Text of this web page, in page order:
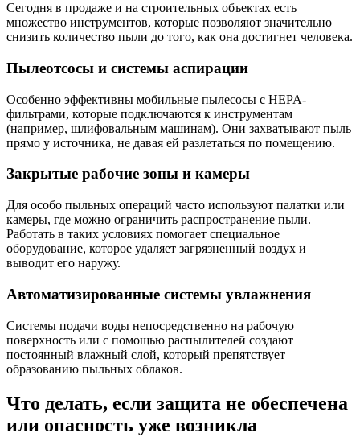
Сегодня в продаже и на строительных объектах есть
множество инструментов, которые позволяют значительно
снизить количество пыли до того, как она достигнет человека.
Пылеотсосы и системы аспирации
Особенно эффективны мобильные пылесосы с HEPA-
фильтрами, которые подключаются к инструментам
(например, шлифовальным машинам). Они захватывают пыль
прямо у источника, не давая ей разлетаться по помещению.
Закрытые рабочие зоны и камеры
Для особо пыльных операций часто используют палатки или
камеры, где можно ограничить распространение пыли.
Работать в таких условиях помогает специальное
оборудование, которое удаляет загрязненный воздух и
выводит его наружу.
Автоматизированные системы увлажнения
Системы подачи воды непосредственно на рабочую
поверхность или с помощью распылителей создают
постоянный влажный слой, который препятствует
образованию пыльных облаков.
Что делать, если защита не обеспечена
или опасность уже возникла